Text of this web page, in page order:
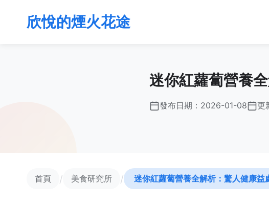
欣悅的煙火花途
迷你紅蘿蔔營養
發布日期： 2026-01-08 更
首頁 / 美食研究所 / 迷你紅蘿蔔營養全解析：驚人健康益